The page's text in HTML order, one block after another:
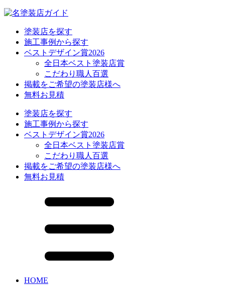
塗装店を探す
施工事例から探す
ベストデザイン賞2026
全日本ベスト塗装店賞
こだわり職人百選
掲載をご希望の塗装店様へ
無料お見積
塗装店を探す
施工事例から探す
ベストデザイン賞2026
全日本ベスト塗装店賞
こだわり職人百選
掲載をご希望の塗装店様へ
無料お見積
HOME